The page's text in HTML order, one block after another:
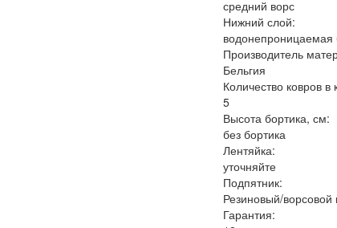
средний ворс
Нижний слой:
водонепроницаемая
Производитель
Бельгия
Количество ковров в
5
Высота бортика, см:
без бортика
Лентяйка:
уточняйте
Подпятник:
Резиновый/
Гарантия: